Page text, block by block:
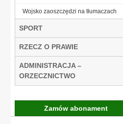
Wojsko zaoszczędzi na tłumaczach
SPORT
RZECZ O PRAWIE
ADMINISTRACJA –
ORZECZNICTWO
Zamów abonament